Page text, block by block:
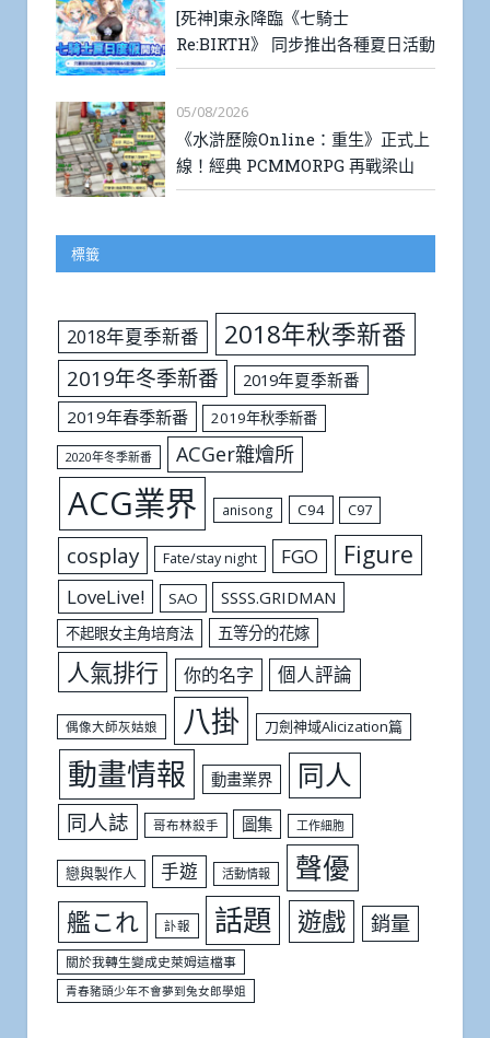
[死神]東永降臨《七騎士
Re:BIRTH》 同步推出各種夏日活動
05/08/2026
《水滸歷險Online：重生》正式上
線！經典 PCMMORPG 再戰梁山
標籤
2018年夏季新番 2018年秋季新番
2019年冬季新番
2019年夏季新番
2019年春季新番
2019年秋季新番
2020年冬季新番 ACGer雜燴所
ACG業界 anisong C94 C97
cosplay Fate/stay night FGO Figure
LoveLive! SAO SSSS.GRIDMAN
不起眼女主角培育法 五等分的花嫁
人氣排行 你的名字 個人評論
偶像大師灰姑娘 八掛 刀劍神域Alicization篇
動畫情報 動畫業界 同人
同人誌 哥布林殺手 圖集 工作細胞
戀與製作人 手遊 活動情報 聲優
艦これ 訃報 話題 遊戲 銷量
關於我轉生變成史萊姆這檔事
青春豬頭少年不會夢到兔女郎學姐